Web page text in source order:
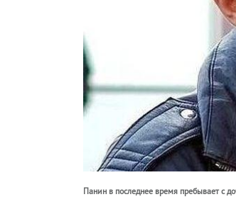
Панин в последнее время пребывает с